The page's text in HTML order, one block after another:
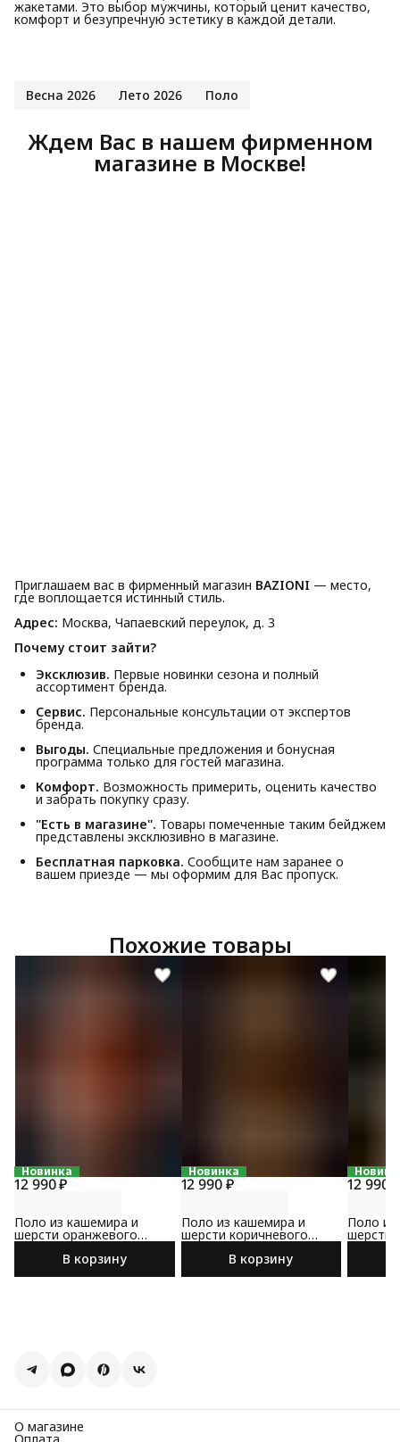
жакетами. Это выбор мужчины, который ценит качество,
комфорт и безупречную эстетику в каждой детали.
Весна 2026 Лето 2026 Поло
Ждем Вас в нашем фирменном
магазине в Москве!
Приглашаем вас в фирменный магазин BAZIONI — место,
где воплощается истинный стиль.
Адрес: Москва, Чапаевский переулок, д. 3
Почему стоит зайти?
Эксклюзив. Первые новинки сезона и полный
ассортимент бренда.
Сервис. Персональные консультации от экспертов
бренда.
Выгоды. Специальные предложения и бонусная
программа только для гостей магазина.
Комфорт. Возможность примерить, оценить качество
и забрать покупку сразу.
"Есть в магазине". Товары помеченные таким бейджем
представлены эксклюзивно в магазине.
Бесплатная парковка. Сообщите нам заранее о
вашем приезде — мы оформим для Вас пропуск.
Похожие товары
Новинка
12 990 ₽
Поло из кашемира и
шерсти оранжевого
В корзину
Новинка
12 990 ₽
Поло из кашемира и
шерсти коричневого
В корзину
12 990 ₽
Поло
шерсти
О магазине